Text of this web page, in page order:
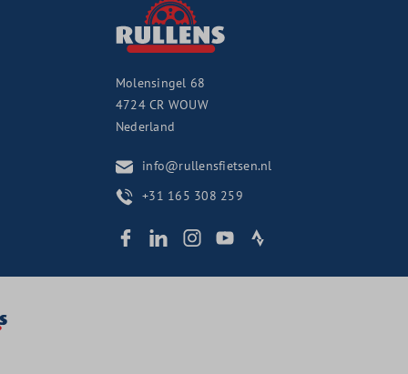
Molensingel 68
4724 CR WOUW
Nederland
info@rullensfietsen.nl
+31 165 308 259